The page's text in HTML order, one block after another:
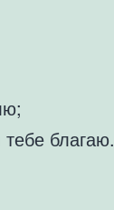
благаю.